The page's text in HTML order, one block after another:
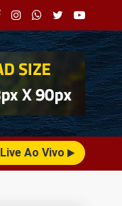
Live Ao Vivo